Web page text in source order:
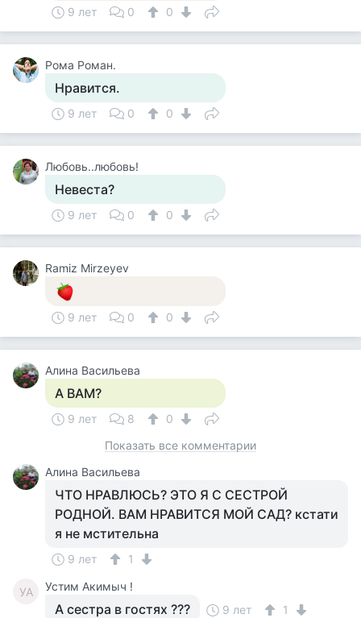
9 лет 0 0
Рома Роман.
Нравится.
9 лет 0 0
Любовь..любовь!
Невеста?
9 лет 0 0
Ramiz Mirzeyev
9 лет 0 0
Алина Васильева
А ВАМ?
9 лет 8
0
Показать все комментарии
Алина Васильева
ЧТО НРАВЛЮСЬ? ЭТО Я С СЕСТРОЙ
РОДНОЙ. ВАМ НРАВИТСЯ МОЙ САД? кстати
я не мстительна
9 лет 1
УА Устим Акимыч !
А сестра в гостях ??? 9 лет 1